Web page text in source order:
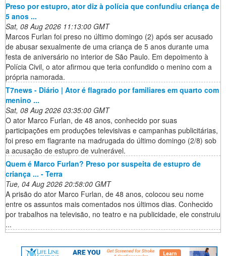
Preso por estupro, ator diz à polícia que confundiu criança de
5 anos ...
Sat, 08 Aug 2026 11:13:00 GMT
Marcos Furlan foi preso no último domingo (2) após ser acusado
de abusar sexualmente de uma criança de 5 anos durante uma
festa de aniversário no interior de São Paulo. Em depoimento à
Polícia Civil, o ator afirmou que teria confundido o menino com a
própria namorada.
T7news - Diário | Ator é flagrado por familiares em quarto com
menino ...
Sat, 08 Aug 2026 03:35:00 GMT
O ator Marco Furlan, de 48 anos, conhecido por suas
participações em produções televisivas e campanhas publicitárias,
foi preso em flagrante na madrugada do último domingo (2/8) sob
a acusação de estupro de vulnerável.
Quem é Marco Furlan? Preso por suspeita de estupro de
criança ... - Terra
Tue, 04 Aug 2026 20:58:00 GMT
A prisão do ator Marco Furlan, de 48 anos, colocou seu nome
entre os assuntos mais comentados nos últimos dias. Conhecido
por trabalhos na televisão, no teatro e na publicidade, ele construiu
...